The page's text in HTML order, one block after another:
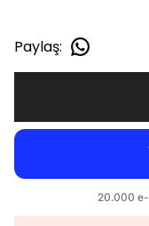
Paylaş: